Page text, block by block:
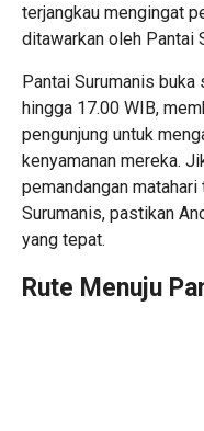
terjangkau mengingat
ditawarkan oleh Pantai
Pantai Surumanis
hingga 17.00 WIB,
pengunjung untuk
kenyamanan mereka.
pemandangan
Surumanis, pastikan
yang tepat.
Rute Menuju